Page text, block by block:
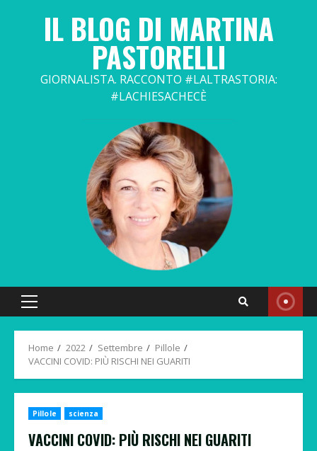
IL BLOG DI MARTINA
PASTORELLI
GIORNALISTA. RACCONTO #LALTRASTORIA:
#LACHIESACHECÈ
Primary
Home 2022 Settembre
Pillole
VACCINI COVID: PIÙ RISCHI NEI GUARITI
Pillole scienza
VACCINI COVID: PIÙ RISCHI NEI GUARITI